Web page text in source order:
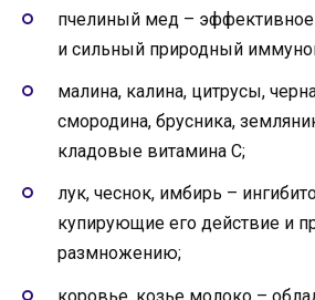
пчелиный мед – эффективное
и сильный природный
малина, калина, цитрусы,
смородина, брусника,
кладовые витамина С;
лук, чеснок, имбирь –
купирующие его действие и
размножению;
коровье, козье молоко –